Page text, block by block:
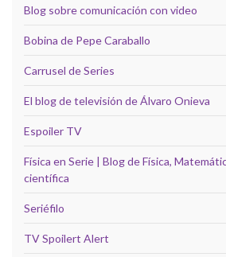
Blog sobre comunicación con video
Bobina de Pepe Caraballo
Carrusel de Series
El blog de televisión de Álvaro Onieva
Espoiler TV
Física en Serie | Blog de Física,
científica
Seriéfilo
TV Spoilert Alert